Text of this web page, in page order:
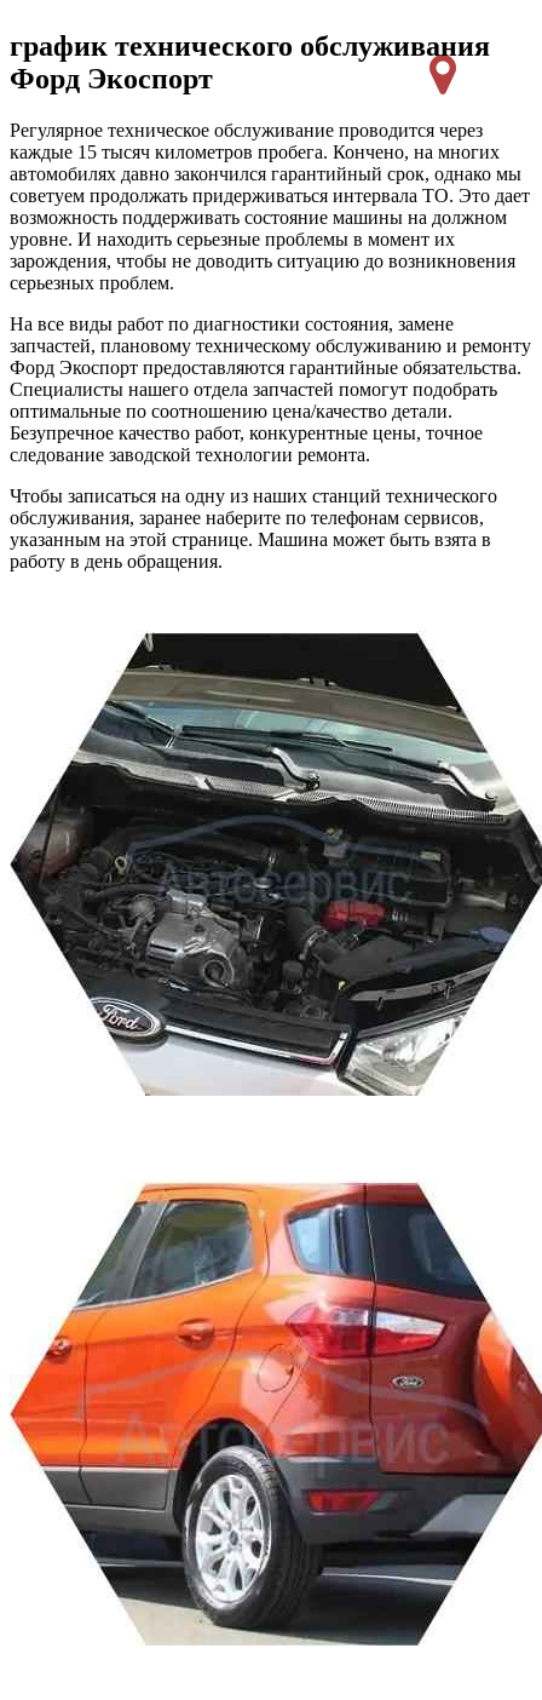
график технического обслуживания
Форд Экоспорт
Регулярное техническое обслуживание проводится через
каждые 15 тысяч километров пробега. Кончено, на многих
автомобилях давно закончился гарантийный срок, однако мы
советуем продолжать придерживаться интервала ТО. Это дает
возможность поддерживать состояние машины на должном
уровне. И находить серьезные проблемы в момент их
зарождения, чтобы не доводить ситуацию до возникновения
серьезных проблем.
На все виды работ по диагностики состояния, замене
запчастей, плановому техническому обслуживанию и ремонту
Форд Экоспорт предоставляются гарантийные обязательства.
Специалисты нашего отдела запчастей помогут подобрать
оптимальные по соотношению цена/качество детали.
Безупречное качество работ, конкурентные цены, точное
следование заводской технологии ремонта.
Чтобы записаться на одну из наших станций технического
обслуживания, заранее наберите по телефонам сервисов,
указанным на этой странице. Машина может быть взята в
работу в день обращения.